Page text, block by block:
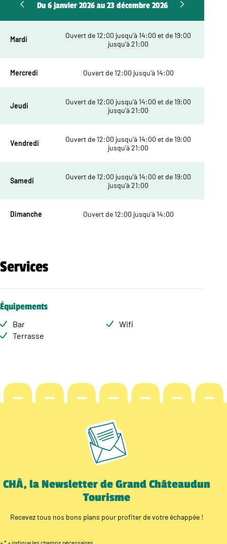
Du 6 janvier 2026 au 23 décembre 2026
Mardi
Ouvert de 12:00 jusqu’à 14:00 et de 19:00
jusqu’à 21:00
Mercredi Ouvert de 12:00 jusqu’à 14:00
Jeudi
Ouvert de 12:00 jusqu’à 14:00 et de 19:00
jusqu’à 21:00
Vendredi
Ouvert de 12:00 jusqu’à 14:00 et de 19:00
jusqu’à 21:00
Samedi
Ouvert de 12:00 jusqu’à 14:00 et de 19:00
jusqu’à 21:00
Dimanche Ouvert de 12:00 jusqu’à 14:00
Services
Équipements
Bar
Terrasse
Wifi
CHÂ, la Newsletter de Grand Châteaudun
Tourisme
Recevez tous nos bons plans pour profiter de votre échappée !